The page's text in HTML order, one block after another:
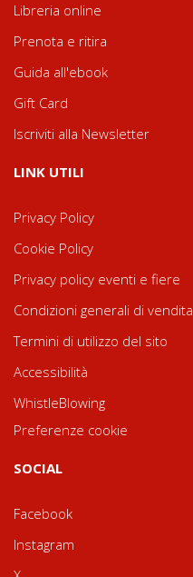
Libreria online
Prenota e ritira
Guida all'ebook
Gift Card
Iscriviti alla Newsletter
LINK UTILI
Privacy Policy
Cookie Policy
Privacy policy eventi e fiere
Condizioni generali di vendita
Termini di utilizzo del sito
Accessibilità
WhistleBlowing
Preferenze cookie
SOCIAL
Facebook
Instagram